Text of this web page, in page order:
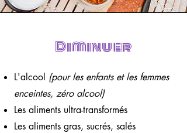
Diminuer
L'alcool (pour les enfants et les femmes
enceintes, zéro alcool)
Les aliments ultra-transformés
Les aliments gras, sucrés, salés